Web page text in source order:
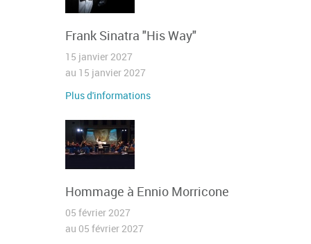
Frank Sinatra "His Way"
15 janvier 2027
au 15 janvier 2027
Plus d'informations
Hommage à Ennio Morricone
05 février 2027
au 05 février 2027